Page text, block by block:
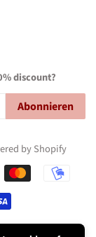
discount?
Abonnieren
by Shopify